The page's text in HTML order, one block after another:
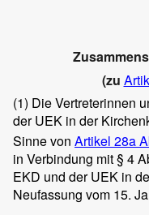
(zu
(1) Die Vertreterinnen
der UEK in der
Sinne von Artikel 28a
in Verbindung mit § 4
EKD und der UEK in
Neufassung vom 15.